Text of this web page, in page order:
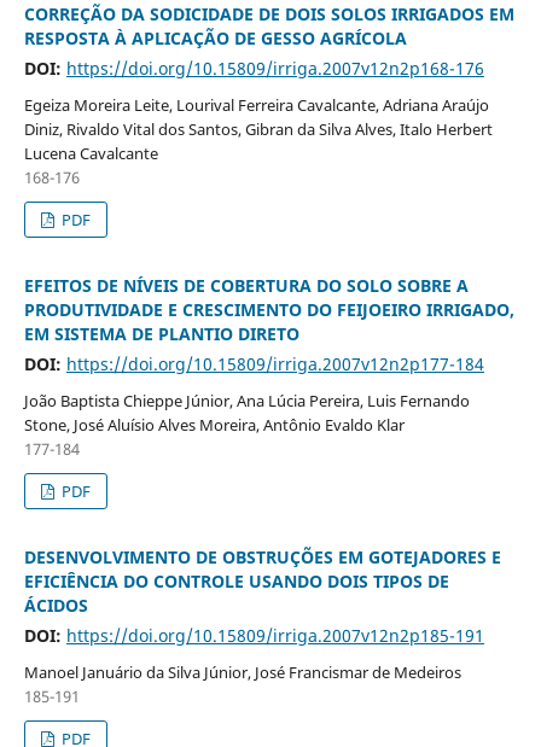
CORREÇÃO DA SODICIDADE DE DOIS SOLOS IRRIGADOS EM
RESPOSTA À APLICAÇÃO DE GESSO AGRÍCOLA
DOI: https://doi.org/10.15809/irriga.2007v12n2p168-176
Egeiza Moreira Leite, Lourival Ferreira Cavalcante, Adriana Araújo
Diniz, Rivaldo Vital dos Santos, Gibran da Silva Alves, Italo Herbert
Lucena Cavalcante
168-176
PDF
EFEITOS DE NÍVEIS DE COBERTURA DO SOLO SOBRE A
PRODUTIVIDADE E CRESCIMENTO DO FEIJOEIRO IRRIGADO,
EM SISTEMA DE PLANTIO DIRETO
DOI: https://doi.org/10.15809/irriga.2007v12n2p177-184
João Baptista Chieppe Júnior, Ana Lúcia Pereira, Luis Fernando
Stone, José Aluísio Alves Moreira, Antônio Evaldo Klar
177-184
PDF
DESENVOLVIMENTO DE OBSTRUÇÕES EM GOTEJADORES E
EFICIÊNCIA DO CONTROLE USANDO DOIS TIPOS DE
ÁCIDOS
DOI: https://doi.org/10.15809/irriga.2007v12n2p185-191
Manoel Januário da Silva Júnior, José Francismar de Medeiros
185-191
PDF